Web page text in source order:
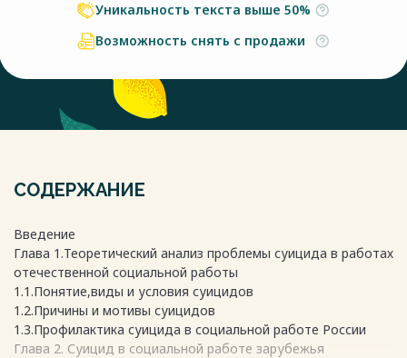
Уникальность текста выше 50%
Возможность снять с продажи
СОДЕРЖАНИЕ
Введение
Глава 1.Теоретический анализ проблемы суицида в работах
отечественной социальной работы
1.1.Понятие,виды и условия суицидов
1.2.Причины и мотивы суицидов
1.3.Профилактика суицида в социальной работе России
Глава 2. Суицид в социальной работе зарубежья